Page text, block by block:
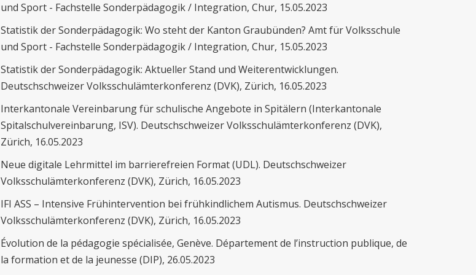
und Sport - Fachstelle Sonderpädagogik / Integration, Chur, 15.05.2023
Statistik der Sonderpädagogik: Wo steht der Kanton Graubünden? Amt für Volksschule
und Sport - Fachstelle Sonderpädagogik / Integration, Chur, 15.05.2023
Statistik der Sonderpädagogik: Aktueller Stand und Weiterentwicklungen.
Deutschschweizer Volksschulämterkonferenz (DVK), Zürich, 16.05.2023
Interkantonale Vereinbarung für schulische Angebote in Spitälern (Interkantonale
Spitalschulvereinbarung, ISV). Deutschschweizer Volksschulämterkonferenz (DVK),
Zürich, 16.05.2023
Neue digitale Lehrmittel im barrierefreien Format (UDL). Deutschschweizer
Volksschulämterkonferenz (DVK), Zürich, 16.05.2023
IFI ASS – Intensive Frühintervention bei frühkindlichem Autismus. Deutschschweizer
Volksschulämterkonferenz (DVK), Zürich, 16.05.2023
Évolution de la pédagogie spécialisée, Genève. Département de l’instruction publique, de
la formation et de la jeunesse (DIP), 26.05.2023